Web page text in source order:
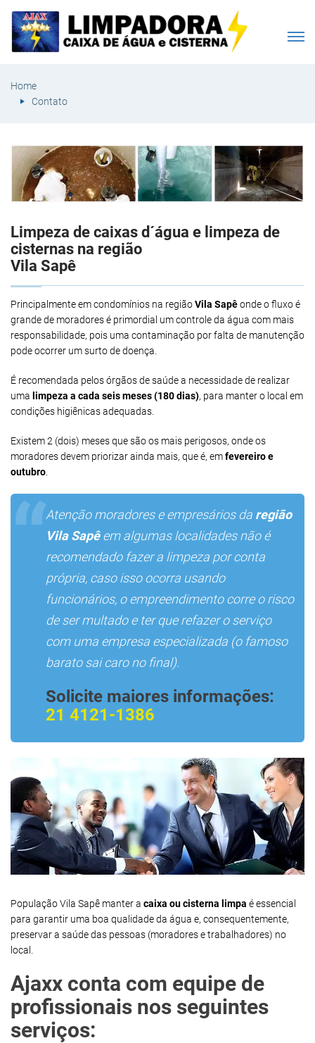
Home
Contato
Limpeza de caixas d´água e limpeza de
cisternas na região
Vila Sapê
Principalmente em condomínios na regiãoVila Sapêonde o fluxo é
grande de moradores é primordial um controle da água com mais
responsabilidade, pois uma contaminação por falta de manutenção
pode ocorrer um surto de doença.
É recomendada pelos órgãos de saúde a necessidade de realizar
uma limpeza a cada seis meses (180 dias), para manter o local em
condições higiênicas adequadas.
Existem 2 (dois) meses que são os mais perigosos, onde os
moradores devem priorizar ainda mais, que é, emfevereiro e
outubro
Atenção moradores e empresários da região
Vila Sapêem algumas localidades não é
recomendado fazer a limpeza por conta
própria, caso isso ocorra usando
funcionários, o empreendimento corre o risco
de ser multado e ter que refazer o serviço
com uma empresa especializada (o famoso
barato sai caro no final).
Solicite maiores informações:
21 4121-1386
População Vila Sapê manter a caixa ou cisterna limpa é essencial
para garantir uma boa qualidade da água e, consequentemente,
preservar a saúde das pessoas (moradores e trabalhadores) no
local.
Ajaxx conta com equipe de
profissionais nos seguintes
serviços: